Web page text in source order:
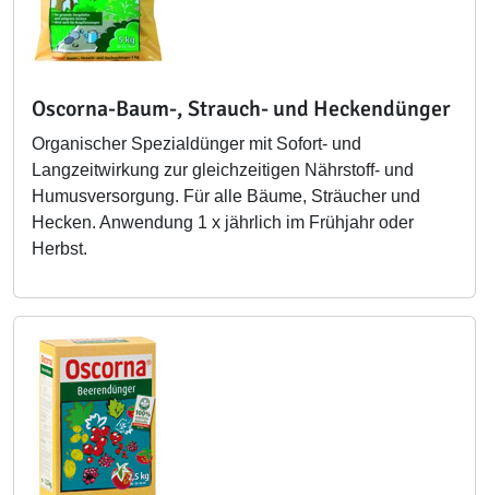
Oscorna-Baum-, Strauch- und Heckendünger
Organischer Spezialdünger mit Sofort- und
Langzeitwirkung zur gleichzeitigen Nährstoff- und
Humusversorgung. Für alle Bäume, Sträucher und
Hecken. Anwendung 1 x jährlich im Frühjahr oder
Herbst.